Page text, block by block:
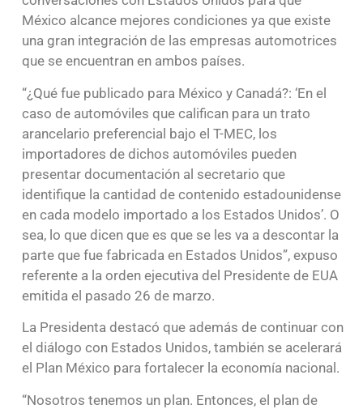
México alcance mejores condiciones ya que existe
una gran integración de las empresas automotrices
que se encuentran en ambos países.
“¿Qué fue publicado para México y Canadá?: ‘En el
caso de automóviles que califican para un trato
arancelario preferencial bajo el T-MEC, los
importadores de dichos automóviles pueden
presentar documentación al secretario que
identifique la cantidad de contenido estadounidense
en cada modelo importado a los Estados Unidos’. O
sea, lo que dicen que es que se les va a descontar la
parte que fue fabricada en Estados Unidos”, expuso
referente a la orden ejecutiva del Presidente de EUA
emitida el pasado 26 de marzo.
La Presidenta destacó que además de continuar con
el diálogo con Estados Unidos, también se acelerará
el Plan México para fortalecer la economía nacional.
“Nosotros tenemos un plan. Entonces, el plan de